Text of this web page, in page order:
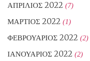
ΑΠΡΊΛΙΟΣ 2022 (7)
ΜΆΡΤΙΟΣ 2022 (1)
ΦΕΒΡΟΥΆΡΙΟΣ 2022 (2)
ΙΑΝΟΥΆΡΙΟΣ 2022 (2)